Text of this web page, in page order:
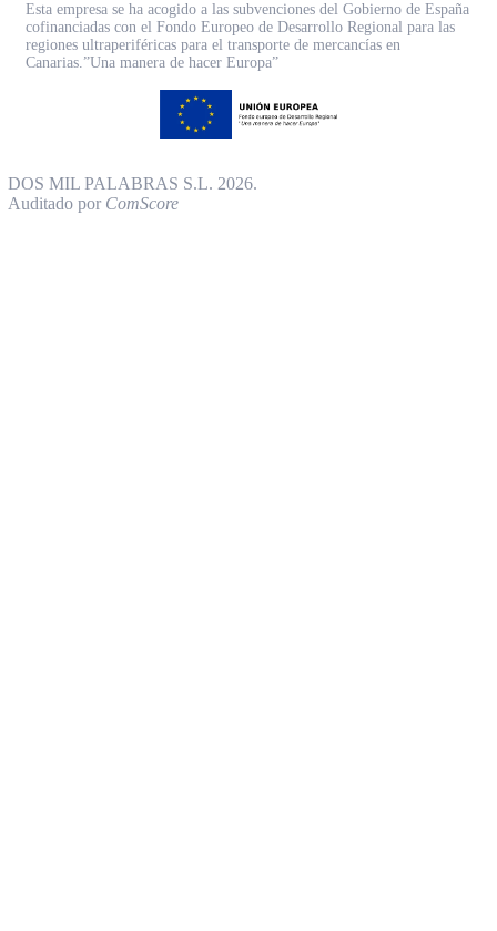
Esta empresa se ha acogido a las subvenciones del Gobierno de España
cofinanciadas con el Fondo Europeo de Desarrollo Regional para las
regiones ultraperiféricas para el transporte de mercancías en
Canarias.”Una manera de hacer Europa”
DOS MIL PALABRAS S.L. 2026.
Auditado por ComScore